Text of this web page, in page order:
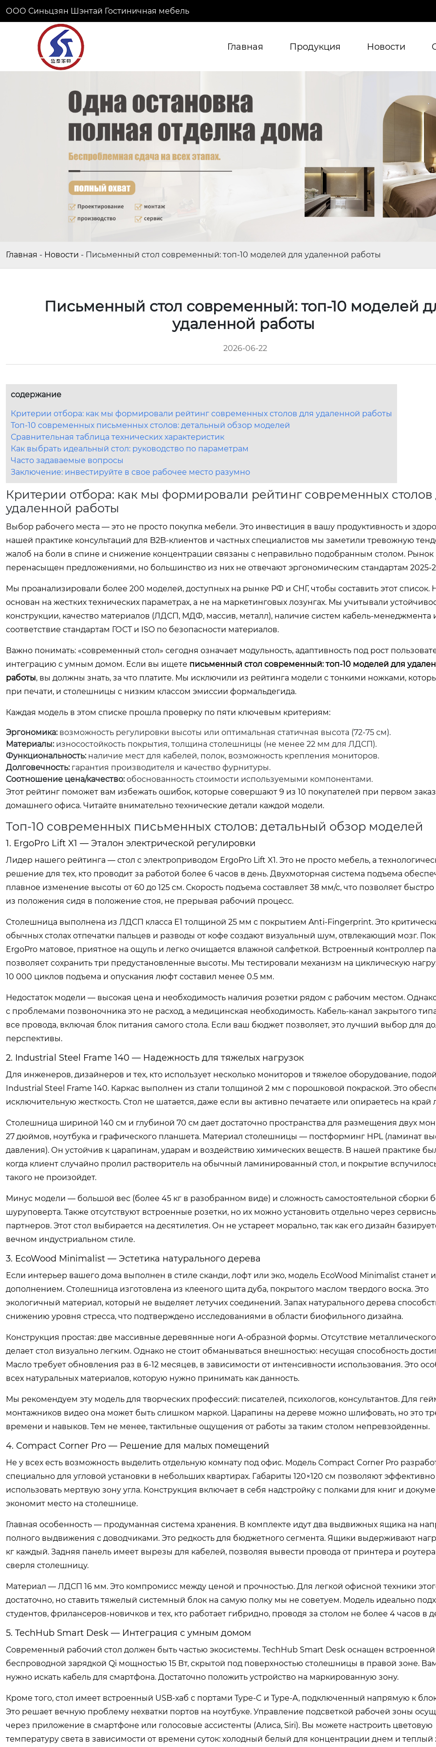
ООО Синьцзян Шэнтай Гостиничная мебель
Главная Продукция Новости
Главная - Новости - Письменный стол современный: топ-10 моделей для удаленной работы
Письменный стол современный: топ-10 моделей
удаленной работы
2026-06-22
содержание
Критерии отбора: как мы формировали рейтинг современных столов для удаленной работы
Топ-10 современных письменных столов: детальный обзор моделей
Сравнительная таблица технических характеристик
Как выбрать идеальный стол: руководство по параметрам
Часто задаваемые вопросы
Заключение: инвестируйте в свое рабочее место разумно
Критерии отбора: как мы формировали рейтинг современных столов
удаленной работы
Выбор рабочего места — это не просто покупка мебели. Это инвестиция в вашу продуктивность и
нашей практике консультаций для B2B-клиентов и частных специалистов мы заметили тревожную
жалоб на боли в спине и снижение концентрации связаны с неправильно подобранным столом. Рынок
перенасыщен предложениями, но большинство из них не отвечают эргономическим стандартам 2025-
Мы проанализировали более 200 моделей, доступных на рынке РФ и СНГ, чтобы составить этот список.
основан на жестких технических параметрах, а не на маркетинговых лозунгах. Мы учитывали
конструкции, качество материалов (ЛДСП, МДФ, массив, металл), наличие систем кабель-менеджмента
соответствие стандартам ГОСТ и ISO по безопасности материалов.
Важно понимать: «современный стол» сегодня означает модульность, адаптивность под рост
интеграцию с умным домом. Если вы ищете письменный стол современный: топ-10 моделей для
работы, вы должны знать, за что платите. Мы исключили из рейтинга модели с тонкими ножками,
при печати, и столешницы с низким классом эмиссии формальдегида.
Каждая модель в этом списке прошла проверку по пяти ключевым критериям:
Эргономика:возможность регулировки высоты или оптимальная статичная высота (72-75 см).
Материалы:износостойкость покрытия, толщина столешницы (не менее 22 мм для ЛДСП).
Функциональность:наличие мест для кабелей, полок, возможность крепления мониторов.
Долговечность:гарантия производителя и качество фурнитуры.
Соотношение цена/качество:обоснованность стоимости используемыми компонентами.
Этот рейтинг поможет вам избежать ошибок, которые совершают 9 из 10 покупателей при первом
домашнего офиса. Читайте внимательно технические детали каждой модели.
Топ-10 современных письменных столов: детальный обзор моделей
1. ErgoPro Lift X1 — Эталон электрической регулировки
Лидер нашего рейтинга — стол с электроприводом ErgoPro Lift X1. Это не просто мебель, а
решение для тех, кто проводит за работой более 6 часов в день. Двухмоторная система подъема
плавное изменение высоты от 60 до 125 см. Скорость подъема составляет 38 мм/с, что позволяет
из положения сидя в положение стоя, не прерывая рабочий процесс.
Столешница выполнена из ЛДСП класса E1 толщиной 25 мм с покрытием Anti-Fingerprint. Это
обычных столах отпечатки пальцев и разводы от кофе создают визуальный шум, отвлекающий мозг.
ErgoPro матовое, приятное на ощупь и легко очищается влажной салфеткой. Встроенный контроллер
позволяет сохранить три предустановленные высоты. Мы тестировали механизм на циклическую
10 000 циклов подъема и опускания люфт составил менее 0.5 мм.
Недостаток модели — высокая цена и необходимость наличия розетки рядом с рабочим местом.
с проблемами позвоночника это не расход, а медицинская необходимость. Кабель-канал закрытого
все провода, включая блок питания самого стола. Если ваш бюджет позволяет, это лучший выбор для
перспективы.
2. Industrial Steel Frame 140 — Надежность для тяжелых нагрузок
Для инженеров, дизайнеров и тех, кто использует несколько мониторов и тяжелое оборудование,
Industrial Steel Frame 140. Каркас выполнен из стали толщиной 2 мм с порошковой покраской. Это
исключительную жесткость. Стол не шатается, даже если вы активно печатаете или опираетесь на край
Столешница шириной 140 см и глубиной 70 см дает достаточно пространства для размещения двух
27 дюймов, ноутбука и графического планшета. Материал столешницы — постформинг HPL (ламинат
давления). Он устойчив к царапинам, ударам и воздействию химических веществ. В нашей практике
когда клиент случайно пролил растворитель на обычный ламинированный стол, и покрытие
такого не произойдет.
Минус модели — большой вес (более 45 кг в разобранном виде) и сложность самостоятельной сборки
шуруповерта. Также отсутствуют встроенные розетки, но их можно установить отдельно через
партнеров. Этот стол выбирается на десятилетия. Он не устареет морально, так как его дизайн
вечном индустриальном стиле.
3. EcoWood Minimalist — Эстетика натурального дерева
Если интерьер вашего дома выполнен в стиле сканди, лофт или эко, модель EcoWood Minimalist станет
дополнением. Столешница изготовлена из клееного щита дуба, покрытого маслом твердого воска. Это
экологичный материал, который не выделяет летучих соединений. Запах натурального дерева
снижению уровня стресса, что подтверждено исследованиями в области биофильного дизайна.
Конструкция простая: две массивные деревянные ноги А-образной формы. Отсутствие металлического
делает стол визуально легким. Однако не стоит обманываться внешностью: несущая способность
Масло требует обновления раз в 6-12 месяцев, в зависимости от интенсивности использования. Это
всех натуральных материалов, которую нужно принимать как данность.
Мы рекомендуем эту модель для творческих профессий: писателей, психологов, консультантов. Для
монтажников видео она может быть слишком маркой. Царапины на дереве можно шлифовать, но это
времени и навыков. Тем не менее, тактильные ощущения от работы за таким столом непревзойденны.
4. Compact Corner Pro — Решение для малых помещений
Не у всех есть возможность выделить отдельную комнату под офис. Модель Compact Corner Pro
специально для угловой установки в небольших квартирах. Габариты 120×120 см позволяют эффективно
использовать мертвую зону угла. Конструкция включает в себя надстройку с полками для книг и
экономит место на столешнице.
Главная особенность — продуманная система хранения. В комплекте идут два выдвижных ящика на
полного выдвижения с доводчиками. Это редкость для бюджетного сегмента. Ящики выдерживают
кг каждый. Задняя панель имеет вырезы для кабелей, позволяя вывести провода от принтера и
сверля столешницу.
Материал — ЛДСП 16 мм. Это компромисс между ценой и прочностью. Для легкой офисной техники
достаточно, но ставить тяжелый системный блок на самую полку мы не советуем. Модель идеально
студентов, фрилансеров-новичков и тех, кто работает гибридно, проводя за столом не более 4 часов в
5. TechHub Smart Desk — Интеграция с умным домом
Современный рабочий стол должен быть частью экосистемы. TechHub Smart Desk оснащен встроенной
беспроводной зарядкой Qi мощностью 15 Вт, скрытой под поверхностью столешницы в правой зоне.
нужно искать кабель для смартфона. Достаточно положить устройство на маркированную зону.
Кроме того, стол имеет встроенный USB-хаб с портами Type-C и Type-A, подключенный напрямую к
Это решает вечную проблему нехватки портов на ноутбуке. Управление подсветкой рабочей зоны
через приложение в смартфоне или голосовые ассистенты (Алиса, Siri). Вы можете настроить цветовую
температуру света в зависимости от времени суток: холодный белый для концентрации днем и